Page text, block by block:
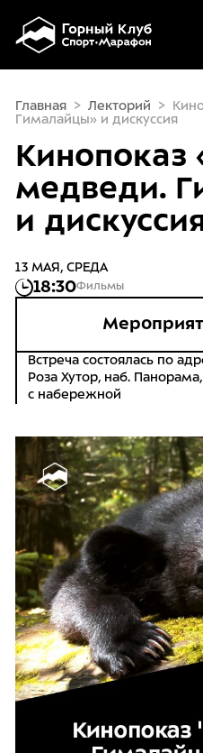
РАСПИСАНИЕ
ПРОКАТ
СЕРВИС
КАФЕ
ПОДАРИТЬ
О НАС
Команда
Контакты
КОНТАКТЫ:
г. Сочи, ГК «Роза Хутор», наб.
Radisson, вход с набережной
ЧАСЫ РАБОТЫ:
9:00-21:00 ежедневно
+7 (938) 420-92-16
Skip to main content
Главная > Лекторий >
Гималайцы» и дискуссия
Кинопоказ
медведи.
и
13 МАЯ, СРЕДА
18:30Фильмы
Встреча состоялась по
Роза Хутор, наб.
с набережной